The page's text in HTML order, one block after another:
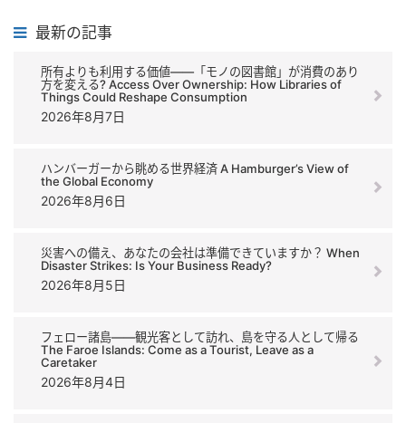
最新の記事
所有よりも利用する価値――「モノの図書館」が消費のあり
方を変える? Access Over Ownership: How Libraries of
Things Could Reshape Consumption
2026年8月7日
ハンバーガーから眺める世界経済 A Hamburger’s View of
the Global Economy
2026年8月6日
災害への備え、あなたの会社は準備できていますか？ When
Disaster Strikes: Is Your Business Ready?
2026年8月5日
フェロー諸島――観光客として訪れ、島を守る人として帰る
The Faroe Islands: Come as a Tourist, Leave as a
Caretaker
2026年8月4日